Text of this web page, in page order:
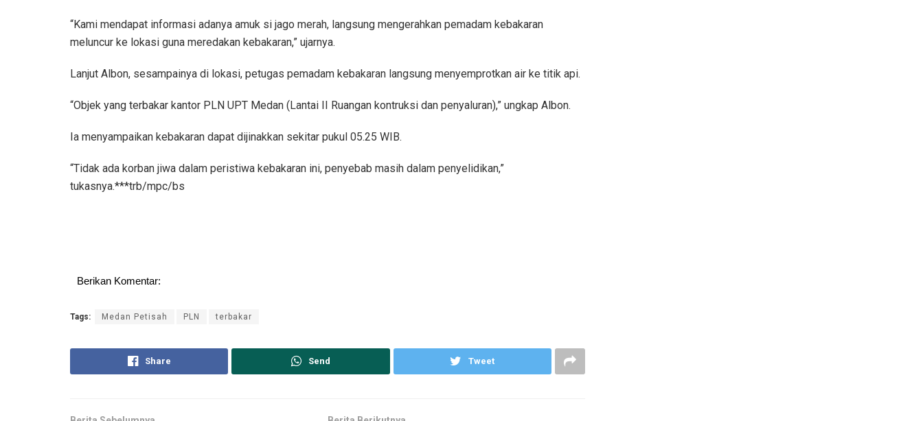
“Kami mendapat informasi adanya amuk si jago merah, langsung mengerahkan pemadam kebakaran
meluncur ke lokasi guna meredakan kebakaran,” ujarnya.
Lanjut Albon, sesampainya di lokasi, petugas pemadam kebakaran langsung menyemprotkan air ke titik api.
“Objek yang terbakar kantor PLN UPT Medan (Lantai II Ruangan kontruksi dan penyaluran),” ungkap Albon.
Ia menyampaikan kebakaran dapat dijinakkan sekitar pukul 05.25 WIB.
“Tidak ada korban jiwa dalam peristiwa kebakaran ini, penyebab masih dalam penyelidikan,”
tukasnya.***trb/mpc/bs
Berikan Komentar:
Tags: Medan Petisah PLN terbakar
Share Send Tweet